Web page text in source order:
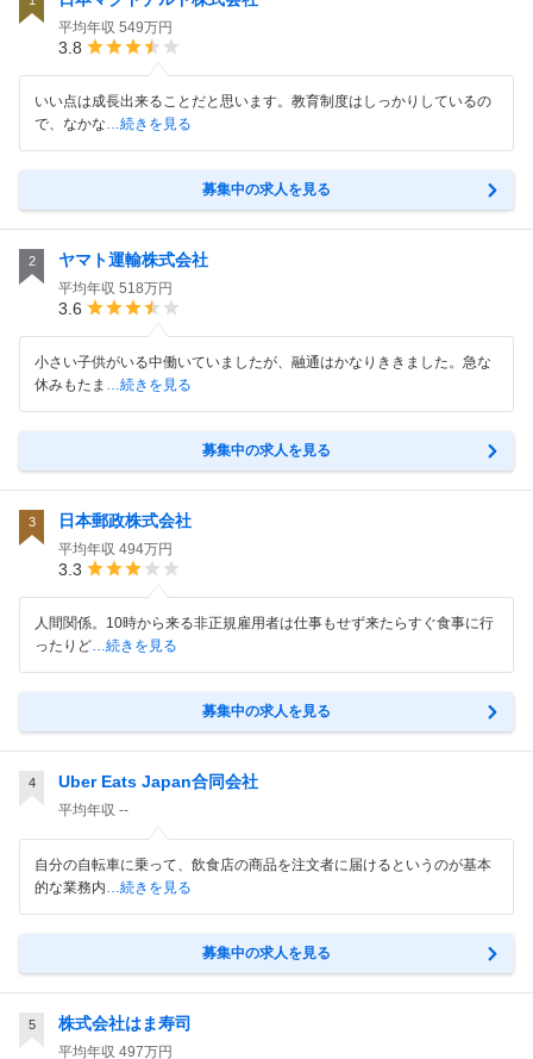
平均年収 549万円
3.8
いい点は成長出来ることだと思います。教育制度はしっかりしているの
で、なかな…続きを見る
募集中の求人を見る
2 ヤマト運輸株式会社
平均年収 518万円
3.6
小さい子供がいる中働いていましたが、融通はかなりききました。急な
休みもたま …続きを見る
募集中の求人を見る
3 日本郵政株式会社
平均年収 494万円
3.3
人間関係。10時から来る非正規雇用者は仕事もせず来たらすぐ食事に行
ったりど…続きを見る
募集中の求人を見る
4 Uber Eats Japan合同会社
平均年収 --
自分の自転車に乗って、飲食店の商品を注文者に届けるというのが基本
的な業務内…続きを見る
募集中の求人を見る
5 株式会社はま寿司
平均年収 497万円